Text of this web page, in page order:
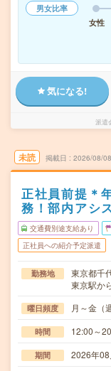
男女比率
女性
気になる!
派遣
未読 掲載日 2026/08/08
正社員前提＊
務！部内アシ
交通費別途支給あり
正社員への紹介予定派遣
勤務地
東京都千
東京駅か
曜日頻度 月～金（
時間 12:00～
期間 2026年